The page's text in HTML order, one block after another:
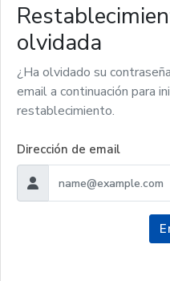
olvidada
¿Ha olvidado su
email a continuación para
restablecimiento.
Dirección de email